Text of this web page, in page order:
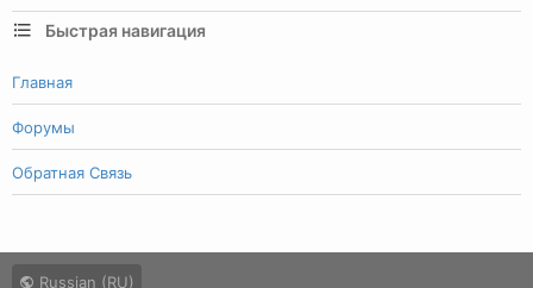
Быстрая навигация
Главная
Форумы
Обратная Связь
Russian (RU)